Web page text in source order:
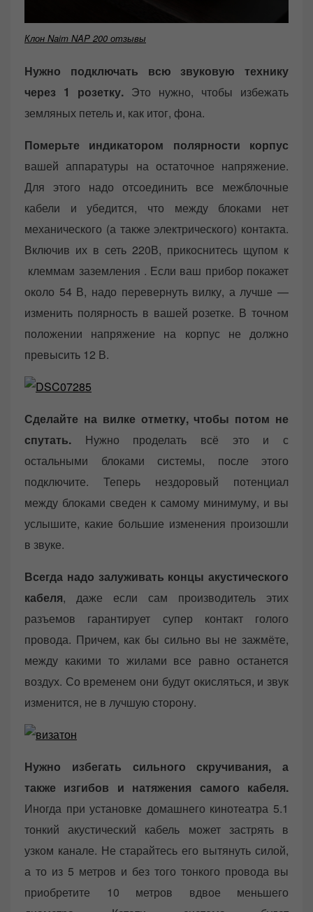
Клон Naim NAP 200 отзывы
Нужно подключать всю звуковую технику
через 1 розетку. Это нужно, чтобы избежать
земляных петель и, как итог, фона.
Померьте индикатором полярности корпус
вашей аппаратуры на остаточное напряжение.
Для этого надо отсоединить все межблочные
кабели и убедится, что между блоками нет
механического (а также электрического) контакта.
Включив их в сеть 220В, прикоснитесь щупом к
клеммам заземления . Если ваш прибор покажет
около 54 В, надо перевернуть вилку, а лучше —
изменить полярность в вашей розетке. В точном
положении напряжение на корпус не должно
превысить 12 В.
Сделайте на вилке отметку, чтобы потом не
спутать. Нужно проделать всё это и с
остальными блоками системы, после этого
подключите. Теперь нездоровый потенциал
между блоками сведен к самому минимуму, и вы
услышите, какие большие изменения произошли
в звуке.
Всегда надо залуживать концы акустического
кабеля, даже если сам производитель этих
разъемов гарантирует супер контакт голого
провода. Причем, как бы сильно вы не зажмёте,
между какими то жилами все равно останется
воздух. Со временем они будут окисляться, и звук
изменится, не в лучшую сторону.
Нужно избегать сильного скручивания, а
также изгибов и натяжения самого кабеля.
Иногда при установке домашнего кинотеатра 5.1
тонкий акустический кабель может застрять в
узком канале. Не старайтесь его вытянуть силой,
а то из 5 метров и без того тонкого провода вы
приобретите 10 метров вдвое меньшего